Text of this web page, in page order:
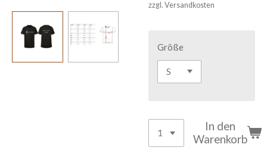
zzgl. Versandkosten
Größe
In den
Warenkorb